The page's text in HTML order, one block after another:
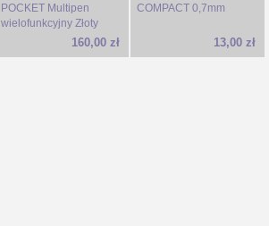
POCKET Multipen
wielofunkcyjny Złoty
160,00 zł
COMPACT 0,7mm
13,00 zł